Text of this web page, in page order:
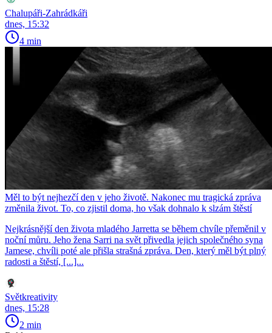
Chalupáři-Zahrádkáři
dnes, 15:32
4 min
Měl to být nejhezčí den v jeho životě. Nakonec mu tragická zpráva
změnila život. To, co zjistil doma, ho však dohnalo k slzám štěstí
Nejkrásnější den života mladého Jarretta se během chvíle přeměnil v
noční můru. Jeho žena Sarri na svět přivedla jejich společného syna
Jamese, chvíli poté ale přišla strašná zpráva. Den, který měl být plný
radosti a štěstí, [...]...
Světkreativity
dnes, 15:28
2 min